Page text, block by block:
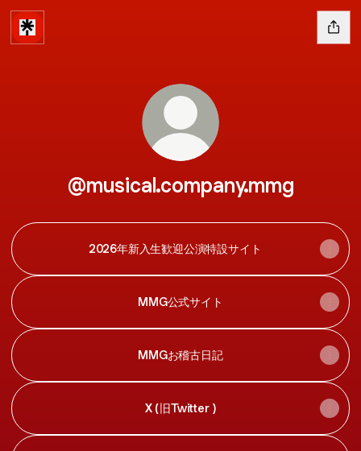
@musical.company.mmg
2026年新入生歓迎公演特設サイト
MMG公式サイト
MMGお稽古日記
X (旧Twitter )